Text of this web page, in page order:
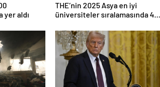
yer aldı
THE’nin 2025 Asya en iyi
üniversiteler sıralamasında 4